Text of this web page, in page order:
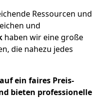
Ressourcen und
und
haben wir eine große
die nahezu jedes
ein faires Preis-
bieten professionelle